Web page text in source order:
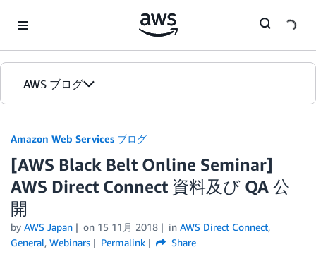
AWS ブログ
カテゴリ
エディション
Amazon Web Services ブログ
[AWS Black Belt Online Seminar]
AWS Direct Connect 資料及び QA 公
開
by AWS Japan on 15 11月 2018 in AWS Direct Connect,
General, Webinars Permalink Share